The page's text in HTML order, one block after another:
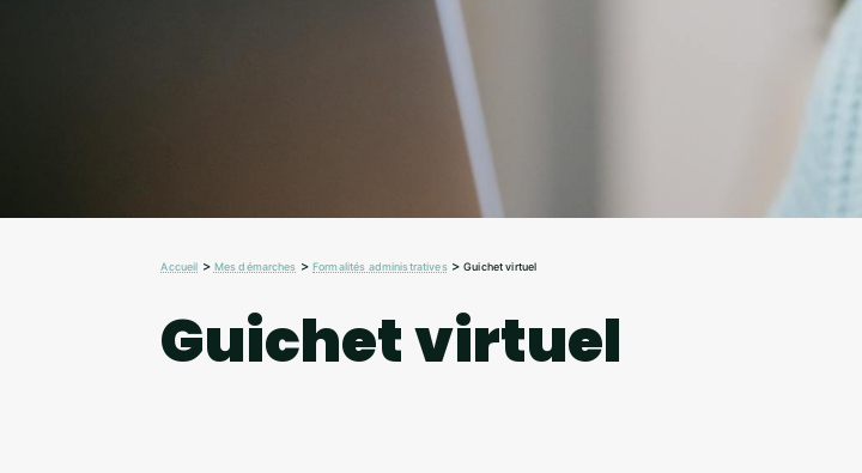
Accueil > Mes démarches >Formalités administratives>Guichet virtuel
Guichet virtuel